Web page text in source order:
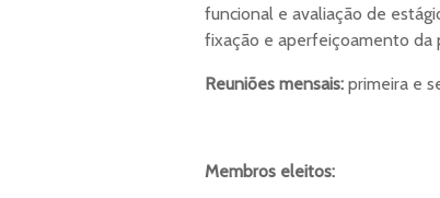
funcional e avaliação de
fixação e aperfeiçoamento da
Reuniões mensais: primeira e
Membros eleitos: